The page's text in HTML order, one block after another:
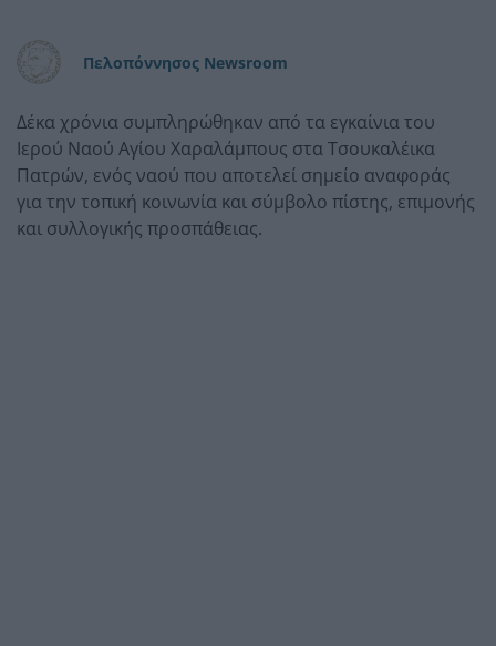
Πελοπόννησος Newsroom
Δέκα χρόνια συμπληρώθηκαν από τα εγκαίνια του
Ιερού Ναού Αγίου Χαραλάμπους στα Τσουκαλέικα
Πατρών, ενός ναού που αποτελεί σημείο αναφοράς
για την τοπική κοινωνία και σύμβολο πίστης, επιμονής
και συλλογικής προσπάθειας.